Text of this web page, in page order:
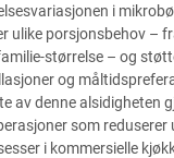
i
ulike porsjonsbehov –
størrelse – og
og
av denne alsidigheten
som reduserer
i kommersielle